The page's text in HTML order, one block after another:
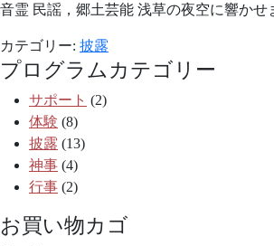
音霊 民謡，郷土芸能 浅草の夜空に響かせ
カテゴリー: 披露
プログラムカテゴリー
サポート (2)
体験 (8)
披露 (13)
神事 (4)
行事 (2)
お買い物カゴ